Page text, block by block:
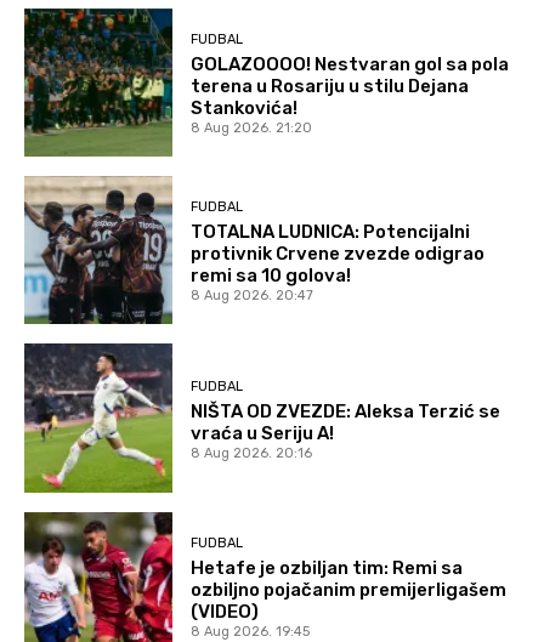
FUDBAL
GOLAZOOOO! Nestvaran gol sa pola
terena u Rosariju u stilu Dejana
Stankovića!
8 Aug 2026. 21:20
FUDBAL
TOTALNA LUDNICA: Potencijalni
protivnik Crvene zvezde odigrao
remi sa 10 golova!
8 Aug 2026. 20:47
FUDBAL
NIŠTA OD ZVEZDE: Aleksa Terzić se
vraća u Seriju A!
8 Aug 2026. 20:16
FUDBAL
Hetafe je ozbiljan tim: Remi sa
ozbiljno pojačanim premijerligašem
(VIDEO)
8 Aug 2026. 19:45